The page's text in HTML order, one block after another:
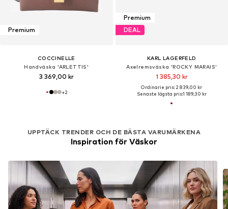
Premium
COCCINELLE
Handväska 'ARLETTIS'
3 369,00 kr
+2
UPPTÄCK TRENDER OCH DE BÄSTA VARUMÄRKENA
Inspiration för Väskor
Premium
DEAL
KARL LAGERFELD
Axelremsväska 'ROCKY MARAIS'
1 385,30 kr
Ordinarie pris: 2 839,00 kr
Senaste lägsta pris:1 189,30 kr